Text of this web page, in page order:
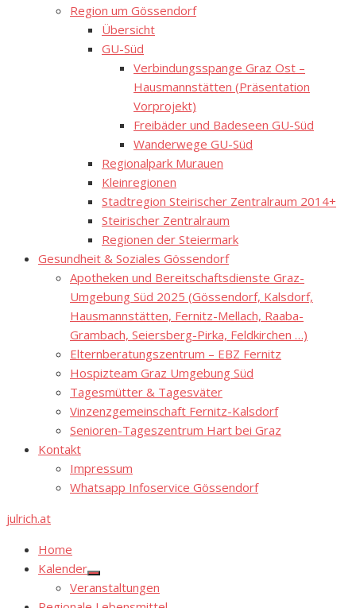
Region um Gössendorf
Übersicht
GU-Süd
Verbindungsspange Graz Ost –
Hausmannstätten (Präsentation
Vorprojekt)
Freibäder und Badeseen GU-Süd
Wanderwege GU-Süd
Regionalpark Murauen
Kleinregionen
Stadtregion Steirischer Zentralraum 2014+
Steirischer Zentralraum
Regionen der Steiermark
Gesundheit & Soziales Gössendorf
Apotheken und Bereitschaftsdienste Graz-
Umgebung Süd 2025 (Gössendorf, Kalsdorf,
Hausmannstätten, Fernitz-Mellach, Raaba-
Grambach, Seiersberg-Pirka, Feldkirchen …)
Elternberatungszentrum – EBZ Fernitz
Hospizteam Graz Umgebung Süd
Tagesmütter & Tagesväter
Vinzenzgemeinschaft Fernitz-Kalsdorf
Senioren-Tageszentrum Hart bei Graz
Kontakt
Impressum
Whatsapp Infoservice Gössendorf
julrich.at
Home
Kalender
Show
sub
menu
Veranstaltungen